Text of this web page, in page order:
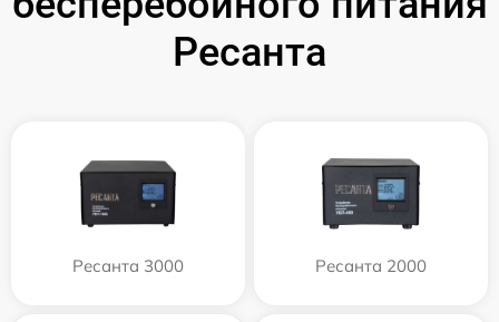
Ресанта
Ресанта 3000 Ресанта 2000